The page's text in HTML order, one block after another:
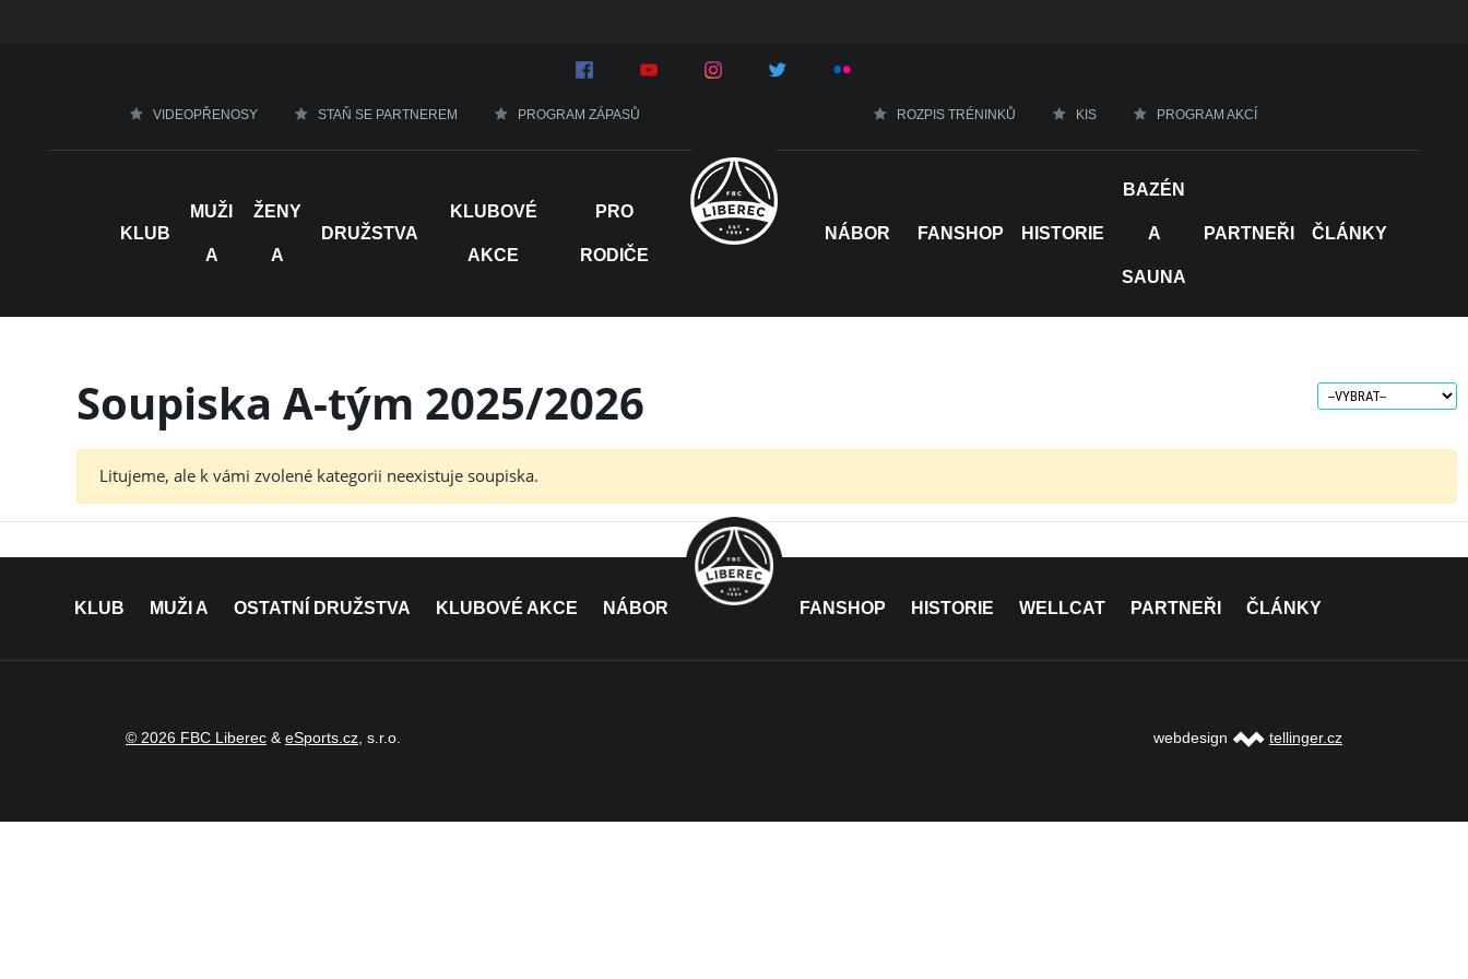
VIDEOPŘENOSY STAŇ SE PARTNEREM PROGRAM ZÁPASŮ ROZPIS TRÉNINKŮ KIS PROGRAM AKCÍ
KLUB
MUŽI
A
ŽENY
A
DRUŽSTVA
KLUBOVÉ
AKCE
PRO
RODIČE
NÁBOR FANSHOP HISTORIE
BAZÉN
A
SAUNA
PARTNEŘI ČLÁNKY
Soupiska A-tým 2025/2026
Litujeme, ale k vámi zvolené kategorii neexistuje soupiska.
KLUB MUŽI A OSTATNÍ DRUŽSTVA KLUBOVÉ AKCE NÁBOR FANSHOP HISTORIE WELLCAT PARTNEŘI ČLÁNKY
© 2026 FBC Liberec & eSports.cz , s.r.o. webdesign tellinger.cz